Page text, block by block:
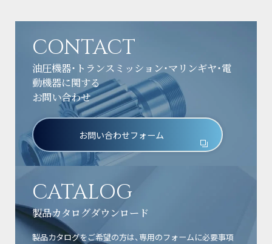
CONTACT
油圧機器・トランスミッション・マリンギヤ・電
動機器に関する
お問い合わせ
お問い合わせフォーム
CATALOG
製品カタログダウンロード
製品カタログをご希望の方は、専用のフォームに必要事項